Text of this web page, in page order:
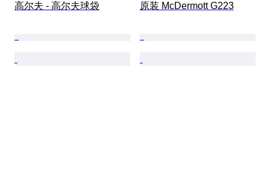
高尔夫 - 高尔夫球袋 原装 McDermott G223